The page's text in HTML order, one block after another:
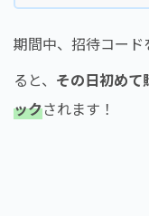
期間中、招待コー
ると、 その日初めて
ックされます！